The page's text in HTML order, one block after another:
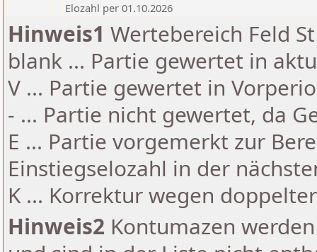
Elozahl per 01.10.2026
Hinweis1 Wertebereich Feld
blank ... Partie gewertet in
V ... Partie gewertet in
- ... Partie nicht gewertet, da
E ... Partie vorgemerkt zur
Einstiegselozahl in der
K ... Korrektur wegen
Hinweis2 Kontumazen